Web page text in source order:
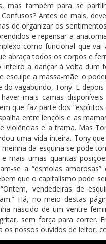
mas também para se
Antes de mais,
de organizar os
e repensar a
como funcional que vai
abraça todos os corpos e
inteiro a dançar à volta dum
esculpe a massa-mãe: o
do vagabundo, Tony. E
mais camas
que faz parte dos “espíritos
entre lençóis e as
violências e a trama. Mas
uma vida inteira. Tony
da esquina se pode
mais umas quantas
se a “esmolas
que o capitalismo pode
vendedeiras de
Há, no meio destas
nascido de um ventre
sem força para correr.
os nossos ouvidos de leitor,